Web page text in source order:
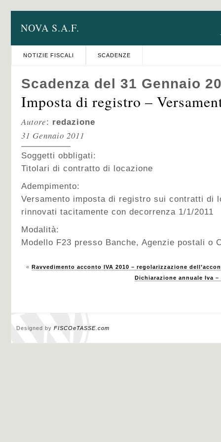
NOVA S.A.F.
NOTIZIE FISCALI SCADENZE
Scadenza del 31 Gennaio
Imposta di registro –
Autore: redazione
31 Gennaio 2011
Soggetti obbligati:
Titolari di contratto di locazione
Adempimento:
Versamento imposta di registro sui contratti di
rinnovati tacitamente con decorrenza 1/1/2011
Modalità:
Modello F23 presso Banche, Agenzie postali o
« Ravvedimento acconto IVA 2010 – regolarizzazione
Dichiarazione annuale Iva
Designed by FISCOeTASSE.com